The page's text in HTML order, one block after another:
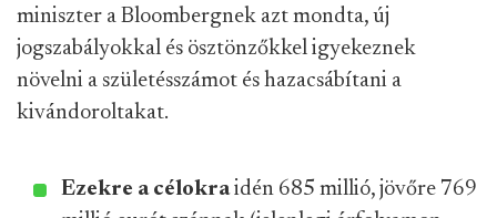
miniszter a Bloombergnek azt mondta, új
jogszabályokkal és ösztönzőkkel igyekeznek
növelni a születésszámot és hazacsábítani a
kivándoroltakat.
Ezekre a célokraidén 685 millió, jövőre 769